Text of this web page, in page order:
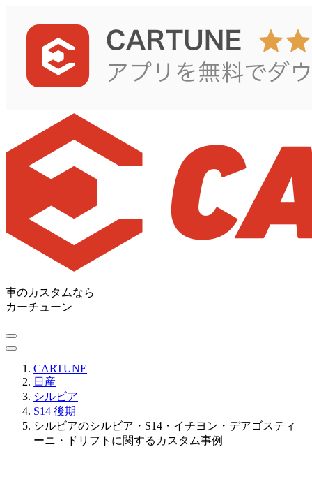
車のカスタムなら
カーチューン
CARTUNE
日産
シルビア
S14 後期
シルビアのシルビア・S14・イチヨン・デアゴスティ
ーニ・ドリフトに関するカスタム事例